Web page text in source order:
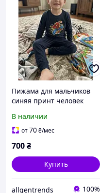
Пижама для мальчиков
синяя принт человек
В наличии
от70₴/мес
700₴
Купить
allgentrends 100%